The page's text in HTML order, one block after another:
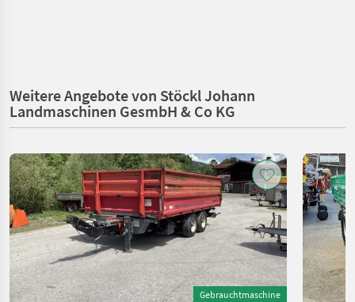
Weitere Angebote von Stöckl Johann
Landmaschinen GesmbH & Co KG
Gebrauchtmaschine